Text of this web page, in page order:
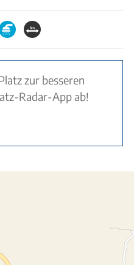
zur besseren
Radar-App ab!